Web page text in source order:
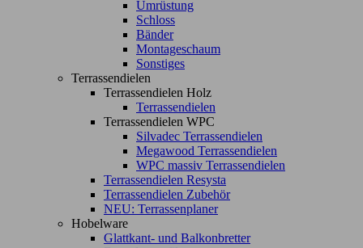
Umrüstung
Schloss
Bänder
Montageschaum
Sonstiges
Terrassendielen
Terrassendielen Holz
Terrassendielen
Terrassendielen WPC
Silvadec Terrassendielen
Megawood Terrassendielen
WPC massiv Terrassendielen
Terrassendielen Resysta
Terrassendielen Zubehör
NEU: Terrassenplaner
Hobelware
Glattkant- und Balkonbretter